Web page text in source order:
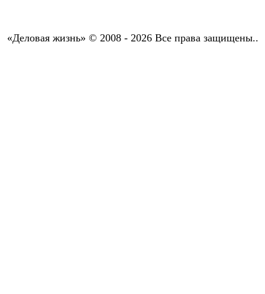
«Деловая жизнь» © 2008 - 2026 Все права защищены..